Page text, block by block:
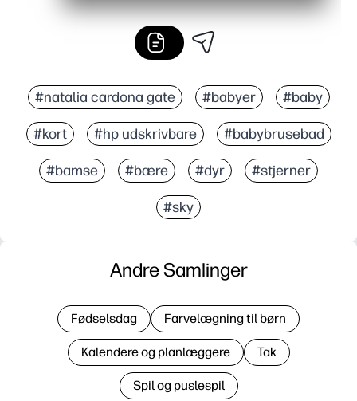
#natalia cardona gate #babyer #baby
#kort #hp udskrivbare #babybrusebad
#bamse #bære #dyr #stjerner
#sky
Andre Samlinger
Fødselsdag Farvelægning til børn
Kalendere og planlæggere Tak
Spil og puslespil